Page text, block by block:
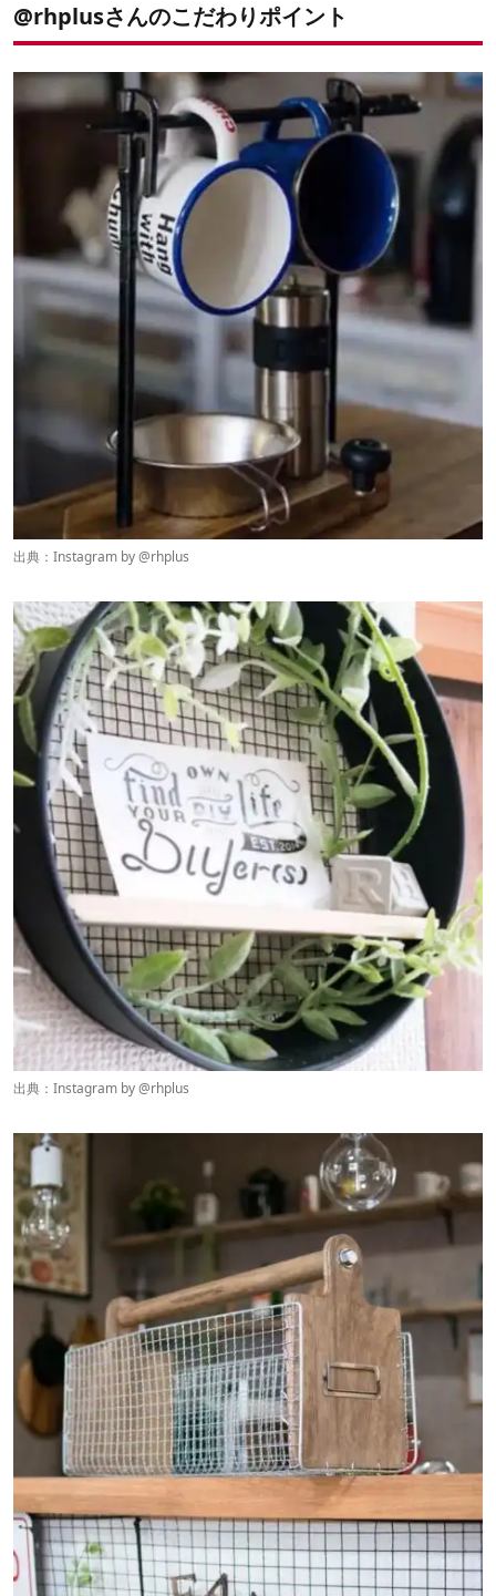
@rhplusさんのこだわりポイント
出典：Instagram by @rhplus
出典：Instagram by @rhplus